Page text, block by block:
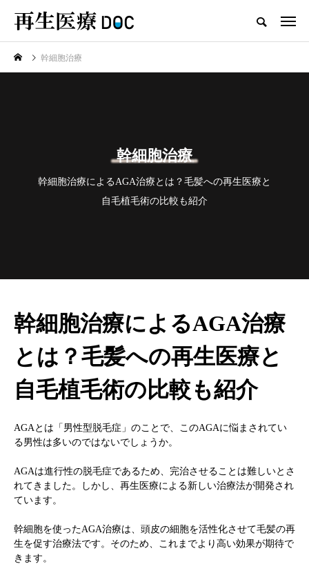
新着記事
注目のトピック
幹細胞治療
幹細胞治療
幹細胞治療によるAGA治療とは？毛髪への再生医療と
自毛植毛術の比較も紹介
幹細胞治療によるAGA治療
とは？毛髪への再生医療と
自毛植毛術の比較も紹介
AGAとは「男性型脱毛症」のことで、このAGAに悩まされてい
る男性は多いのではないでしょうか。
AGAは進行性の脱毛症であるため、完治させることは難しいとさ
れてきました。しかし、再生医療による新しい治療法が開発され
ています。
幹細胞を使ったAGA治療は、頭皮の細胞を活性化させて毛髪の再
生を促す治療法です。そのため、これまでより高い効果が期待で
きます。